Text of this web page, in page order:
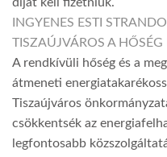
díjat kell fizetniük.
INGYENES ESTI
TISZAÚJVÁROS A HŐSÉG
A rendkívüli hőség és a
átmeneti
Tiszaújváros
csökkentsék az
legfontosabb